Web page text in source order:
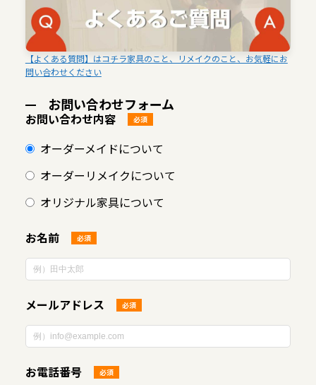
【よくある質問】はコチラ家具のこと、リメイクのこと、お気軽にお
問い合わせください
お問い合わせフォーム
お問い合わせ内容 必須
オーダーメイドについて
オーダーリメイクについて
オリジナル家具について
お名前 必須
メールアドレス 必須
お電話番号 必須